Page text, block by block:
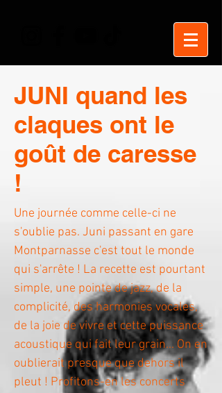
JUNI quand les
claques ont le
goût de caresse
!
Une journée comme celle-ci ne
s'oublie pas. Juni passant en gare
Montparnasse c'est tout le monde
qui s'arrête ! La recette est pourtant
simple, une pointe de jazz, de la
complicité, des harmonies vocales,
de la joie de vivre et cette puissance
acoustique qui fait leur grain... On en
oublierait presque que dehors il
pleut ! Profitons-en les concerts